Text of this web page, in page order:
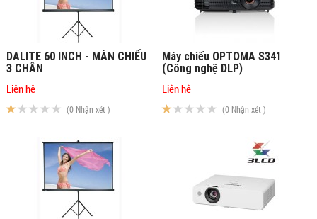
DALITE 60 INCH - MÀN CHIẾU
3 CHÂN
Liên hệ
(0 Nhận xét )
Máy chiếu OPTOMA S341
(Công nghệ DLP)
Liên hệ
(0 Nhận xét )